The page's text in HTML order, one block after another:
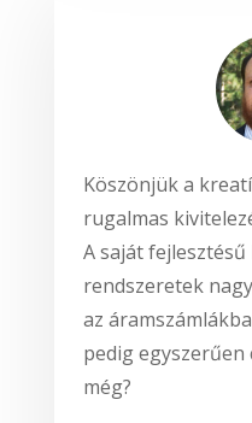
Köszönjük a
rugalmas
A saját
rendszeretek
az
pedig egyszerűen
még?